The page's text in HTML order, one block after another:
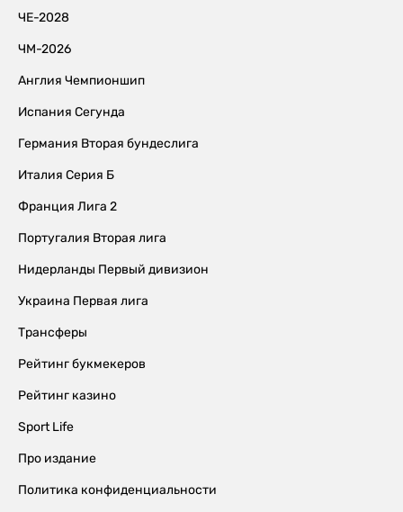
ЧЕ-2028
ЧМ-2026
Англия Чемпионшип
Испания Сегунда
Германия Вторая бундеслига
Италия Серия Б
Франция Лига 2
Португалия Вторая лига
Нидерланды Первый дивизион
Украина Первая лига
Трансферы
Рейтинг букмекеров
Рейтинг казино
Sport Life
Про издание
Политика конфиденциальности